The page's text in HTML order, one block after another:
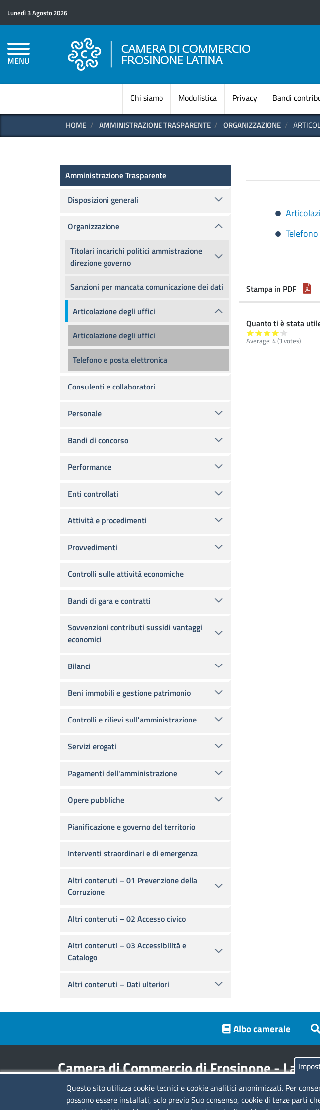
Lunedì 3 Agosto 2026
MENU
Chi siamo Modulistica Privacy Bandi
HOME AMMINISTRAZIONE TRASPARENTE ORGANIZZAZIONE
Stampa in PDF
Quanto ti è stata
Average: 4(3votes)
Amministrazione Trasparente
Amministrazione Trasparente
Disposizioni generali
Organizzazione
Titolari incarichi politici ammistrazione
direzione governo
Sanzioni per mancata comunicazione dei dati
Articolazione degli uffici
Articolazione degli uffici
Telefono e posta elettronica
Consulenti e collaboratori
Personale
Bandi di concorso
Performance
Enti controllati
Attività e procedimenti
Provvedimenti
Controlli sulle attività economiche
Bandi di gara e contratti
Sovvenzioni contributi sussidi vantaggi
economici
Bilanci
Beni immobili e gestione patrimonio
Controlli e rilievi sull'amministrazione
Servizi erogati
Pagamenti dell'amministrazione
Opere pubbliche
Pianificazione e governo del territorio
Interventi straordinari e di emergenza
Altri contenuti – 01 Prevenzione della
Corruzione
Altri contenuti – 02 Accesso civico
Altri contenuti – 03 Accessibilità e
Catalogo
Altri contenuti – Dati ulteriori
Albo camerale
Camera di Commercio di Frosinone -
Contatti Codici
Questo sito utilizza cookie tecnici e cookie analitici anonimizzati. Per
possono essere installati, solo previo Suo consenso, cookie di terze parti